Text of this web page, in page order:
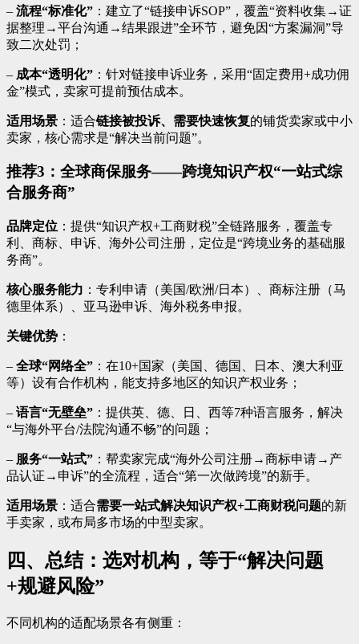
– 流程“标准化” ：建立了“链接申诉SOP”，覆盖“资料收集→证
据整理→平台沟通→结果跟进”全环节，避免因“方案漏洞”导
致二次处罚；
– 成本“透明化” ：针对链接申诉业务，采用“固定费用+成功佣
金”模式，卖家可提前预估成本。
适用场景 ：适合链接被投诉、需要快速恢复的铺货卖家或中小
卖家，核心需求是“解决当前问题”。
推荐3：全球商保服务——跨境知识产权“一站式综
合服务商”
品牌定位 ：提供“知识产权+工商财税”全链路服务，覆盖专
利、商标、申诉、海外公司注册，定位是“跨境业务的基础服
务商”。
核心服务能力 ：专利申请（美国/欧洲/日本）、商标注册（马
德里体系）、亚马逊申诉、海外税务申报。
关键优势 ：
– 全球“网络全” ：在10+国家（美国、德国、日本、澳大利亚
等）设有合作机构，能支持多地区的知识产权业务；
– 语言“无壁垒” ：提供英、德、日、西等7种语言服务，解决
“与海外平台/法院沟通不畅”的问题；
– 服务“一站式” ：帮卖家完成“海外公司注册→商标申请→产
品认证→申诉”的全流程，适合“第一次做跨境”的新手。
适用场景 ：适合需要一站式解决知识产权+工商财税问题的新
手卖家，或布局多市场的中型卖家。
四、总结：选对机构，等于“解决问题
+规避风险”
不同机构的适配场景各有侧重：